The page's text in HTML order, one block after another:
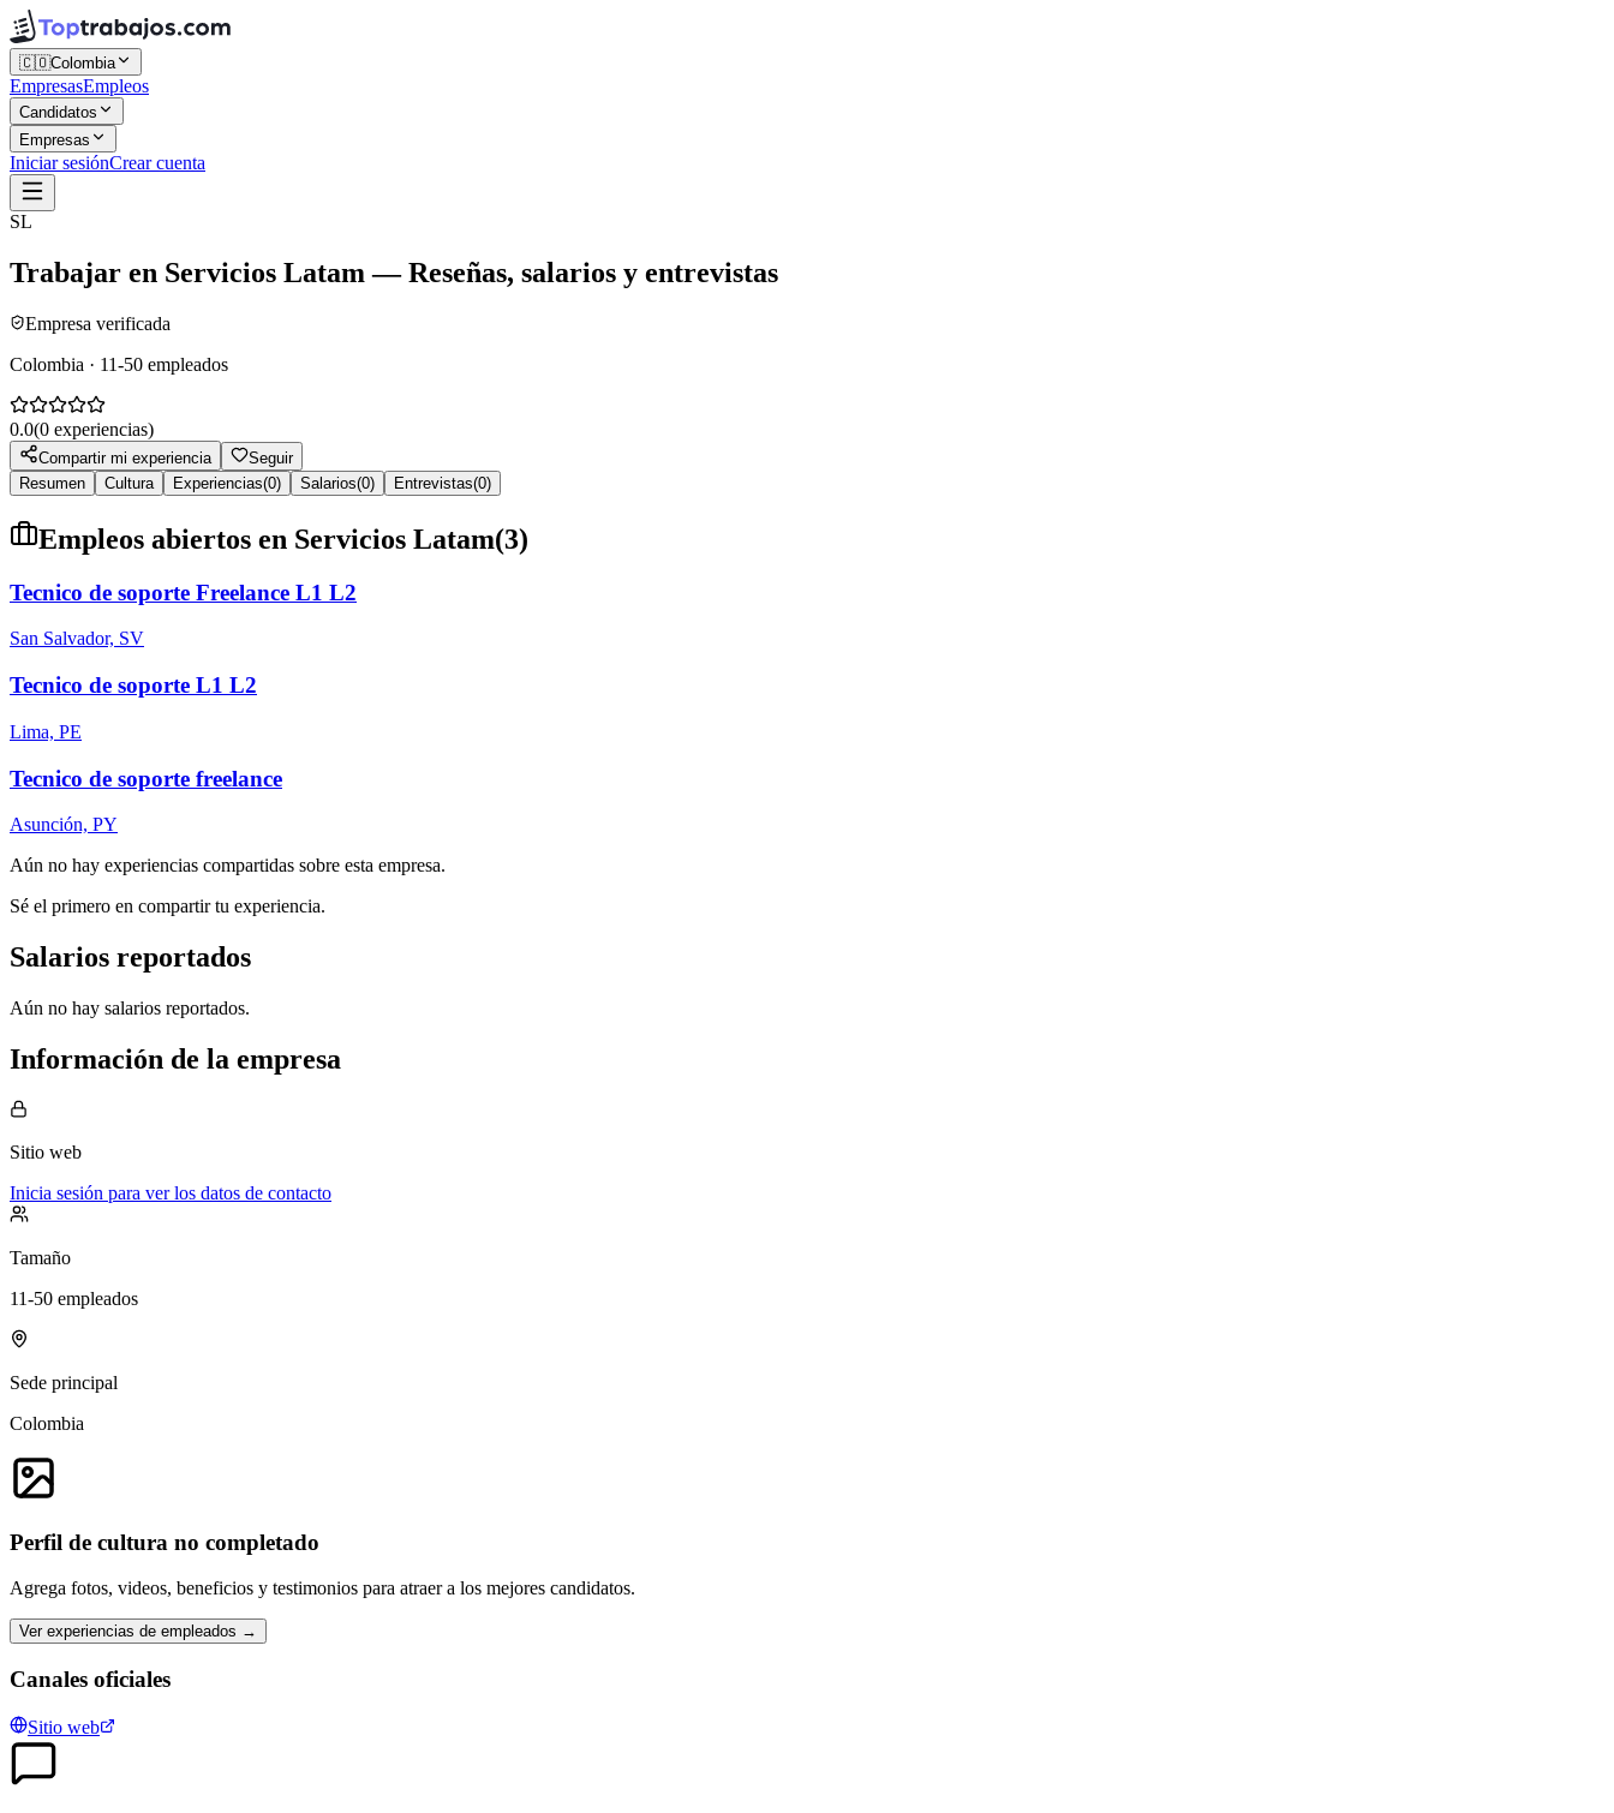
🇨🇴Colombia
EmpresasEmpleos
Candidatos
Empresas
Iniciar sesiónCrear cuenta
SL
Trabajar en Servicios Latam — Reseñas, salarios y entrevistas
Empresa verificada
Colombia · 11-50 empleados
0.0(0 experiencias)
Compartir mi experiencia
Seguir
Resumen
Cultura Experiencias(0) Salarios(0) Entrevistas(0)
Empleos abiertos en Servicios Latam(3)
Tecnico de soporte Freelance L1 L2
San Salvador, SV
Tecnico de soporte L1 L2
Lima, PE
Tecnico de soporte freelance
Asunción, PY
Aún no hay experiencias compartidas sobre esta empresa.
Sé el primero en compartir tu experiencia.
Salarios reportados
Aún no hay salarios reportados.
Información de la empresa
Sitio web
Inicia sesión para ver los datos de contacto
Tamaño
11-50 empleados
Sede principal
Colombia
Perfil de cultura no completado
Agrega fotos, videos, beneficios y testimonios para atraer a los mejores candidatos.
Ver experiencias de empleados →
Canales oficiales
Sitio web